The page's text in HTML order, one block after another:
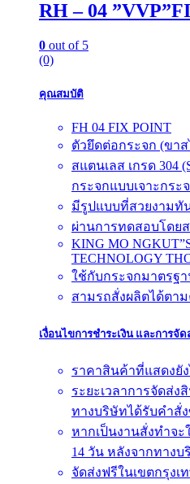
RH – 04
0 out of 5
(0)
คุณสมบัติ
FH 04 FIX POINT
ตัวยึดต่อกระจก (ขาส
สแตนเลส เกรด 304
กระจกแบบเจาะกระ
มีรูปแบบที่สวยงามทั
ผ่านการทดสอบโดย
KING MO
TECHNOLOGY
ใช้กับกระจกมาตรฐา
สามรถสั่งผลิตได้ตา
เงื่อนไขการชำระเงิน และการจั
ราคาสินค้าที่แสดงยั
ระยะเวลาการจัดส่ง
ทางบริษัทได้รับคำสั่
หากเป็นงานสั่งทำจะ
14 วัน หลังจากทาง
จัดส่งฟรีในเขตกรุง